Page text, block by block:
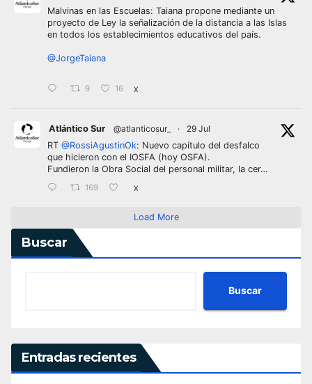
Malvinas en las Escuelas: Taiana propone mediante un
proyecto de Ley la señalización de la distancia a las Islas
en todos los establecimientos educativos del país.
@JorgeTaiana
9 16 X
Atlántico Sur @atlanticosur_ ·
29 Jul
RT @RossiAgustinOk: Nuevo capítulo del desfalco
que hicieron con el IOSFA (hoy OSFA).
Fundieron la Obra Social del personal militar, la cer…
169 X
Load More
Buscar
Buscar
Entradas recientes